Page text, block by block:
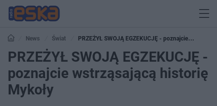
News Świat
PRZEŻYŁ SWOJĄ EGZEKUCJĘ - poznajcie
wstrząsającą historię Mykoły
PRZEŻYŁ SWOJĄ EGZEKUCJĘ -
poznajcie wstrząsającą historię
Mykoły